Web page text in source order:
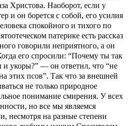
Христова. Наоборот, если у
и он борется с собой, его усилия
спокойного и тихого по
патерике есть рассказ
говорили неприятного, а он
его спросили: “Почему ты так
укоры?” — он ответил, что “не
этих псов”. Так что за внешней
не только природное
понимание смирения. У всех
но все мы являемся
несмотря на разные степени